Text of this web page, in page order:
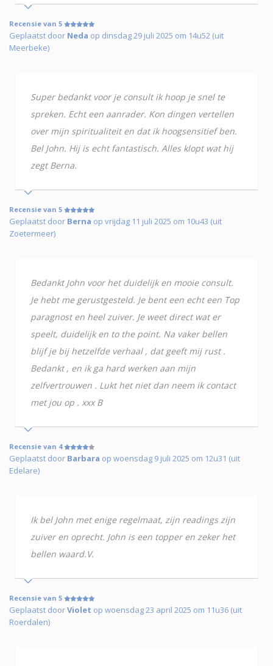
Recensie van 5
Geplaatst door Neda op dinsdag 29 juli 2025 om 14u52 (uit
Meerbeke)
Super bedankt voor je consult ik hoop je snel te
spreken. Echt een aanrader. Kon dingen vertellen
over mijn spiritualiteit en dat ik hoogsensitief ben.
Bel John. Hij is echt fantastisch. Alles klopt wat hij
zegt Berna.
Recensie van 5
Geplaatst door Berna op vrijdag 11 juli 2025 om 10u43 (uit
Zoetermeer)
Bedankt John voor het duidelijk en mooie consult.
Je hebt me gerustgesteld. Je bent een echt een Top
paragnost en heel zuiver. Je weet direct wat er
speelt, duidelijk en to the point. Na vaker bellen
blijf je bij hetzelfde verhaal , dat geeft mij rust .
Bedankt , en ik ga hard werken aan mijn
zelfvertrouwen . Lukt het niet dan neem ik contact
met jou op . xxx B
Recensie van 4
Geplaatst door Barbara op woensdag 9 juli 2025 om 12u31 (uit
Edelare)
Ik bel John met enige regelmaat, zijn readings zijn
zuiver en oprecht. John is een topper en zeker het
bellen waard.V.
Recensie van 5
Geplaatst doorViolet op woensdag 23 april 2025 om 11u36 (uit
Roerdalen)